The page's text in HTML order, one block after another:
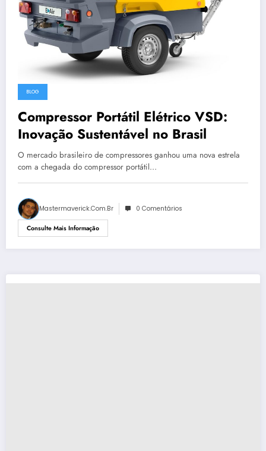
BLOG
Compressor Portátil Elétrico VSD:
Inovação Sustentável no Brasil
O mercado brasileiro de compressores ganhou uma nova estrela
com a chegada do compressor portátil…
Mastermaverick.com.br 0 Comentários
Consulte Mais Informação